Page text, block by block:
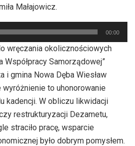
Małajowicz.
00:00
wręczania okolicznościowych
Współpracy Samorządowej”
i gmina Nowa Dęba Wiesław
wyróżnienie to uhonorowanie
kadencji. W obliczu likwidacji
restrukturyzacji Dezametu,
straciło pracę, wsparcie
było dobrym pomysłem.